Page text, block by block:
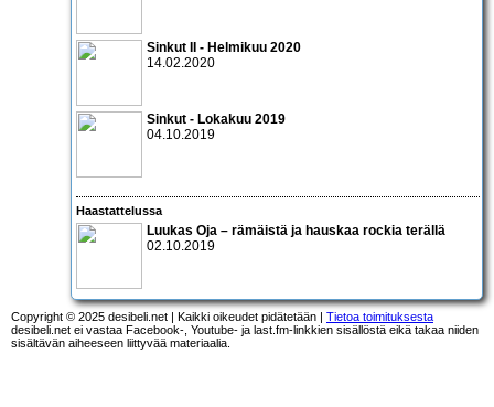
Sinkut II - Helmikuu 2020
14.02.2020
Sinkut - Lokakuu 2019
04.10.2019
Haastattelussa
Luukas Oja – rämäistä ja hauskaa rockia terällä
02.10.2019
Copyright © 2025 desibeli.net | Kaikki oikeudet pidätetään | Tietoa toimituksesta
desibeli.net ei vastaa Facebook-, Youtube- ja last.fm-linkkien sisällöstä eikä takaa niiden
sisältävän aiheeseen liittyvää materiaalia.